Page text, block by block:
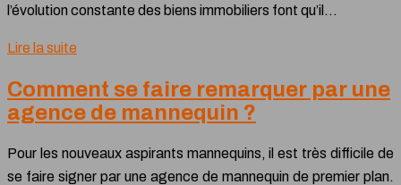
l’évolution constante des biens immobiliers font qu’il…
Lire la suite
Comment se faire remarquer par une
agence de mannequin ?
Pour les nouveaux aspirants mannequins, il est très difficile de
se faire signer par une agence de mannequin de premier plan.